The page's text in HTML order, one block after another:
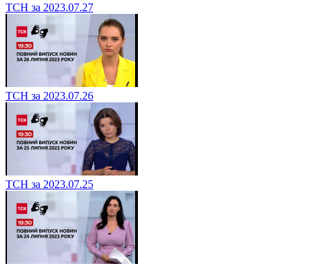
ТСН за 2023.07.27
ТСН за 2023.07.26
ТСН за 2023.07.25